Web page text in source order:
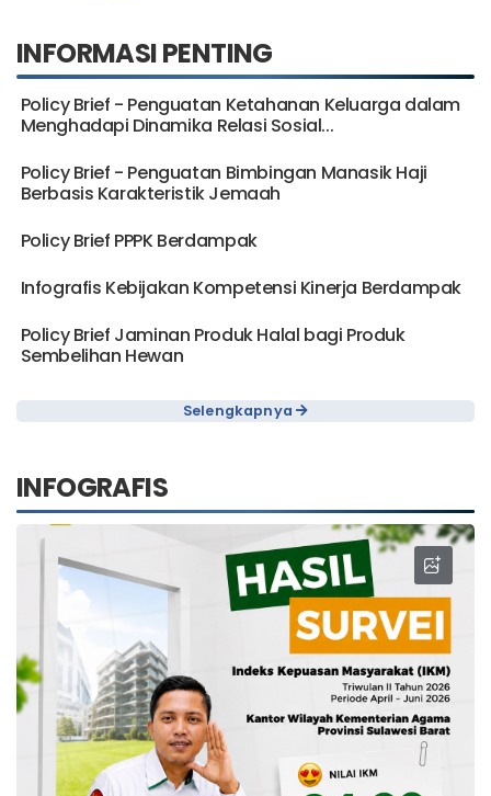
INFORMASI PENTING
Policy Brief - Penguatan Ketahanan Keluarga dalam
Menghadapi Dinamika Relasi Sosial...
Policy Brief - Penguatan Bimbingan Manasik Haji
Berbasis Karakteristik Jemaah
Policy Brief PPPK Berdampak
Infografis Kebijakan Kompetensi Kinerja Berdampak
Policy Brief Jaminan Produk Halal bagi Produk
Sembelihan Hewan
Selengkapnya
INFOGRAFIS